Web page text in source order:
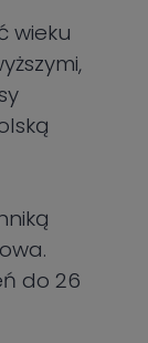
wieku
do 26